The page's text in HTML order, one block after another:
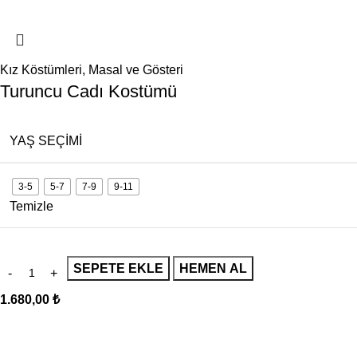
Kız Köstümleri, Masal ve Gösteri
Turuncu Cadı Kostümü
YAŞ SEÇIMI
3-5 5-7 7-9 9-11
Temizle
SEPETE EKLE HEMEN AL
1.680,00 ₺